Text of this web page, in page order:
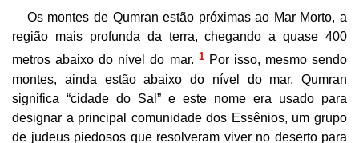
Os montes de Qumran estão próximas ao Mar Morto, a
região mais profunda da terra, chegando a quase 400
metros abaixo do nível do mar. 1Por isso, mesmo sendo
montes, ainda estão abaixo do nível do mar. Qumran
significa “cidade do Sal” e este nome era usado para
designar a principal comunidade dos Essênios, um grupo
de judeus piedosos que resolveram viver no deserto para